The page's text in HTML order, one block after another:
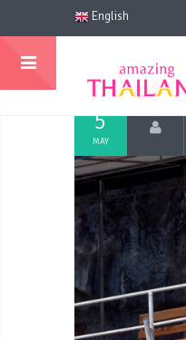
English
5
MAY